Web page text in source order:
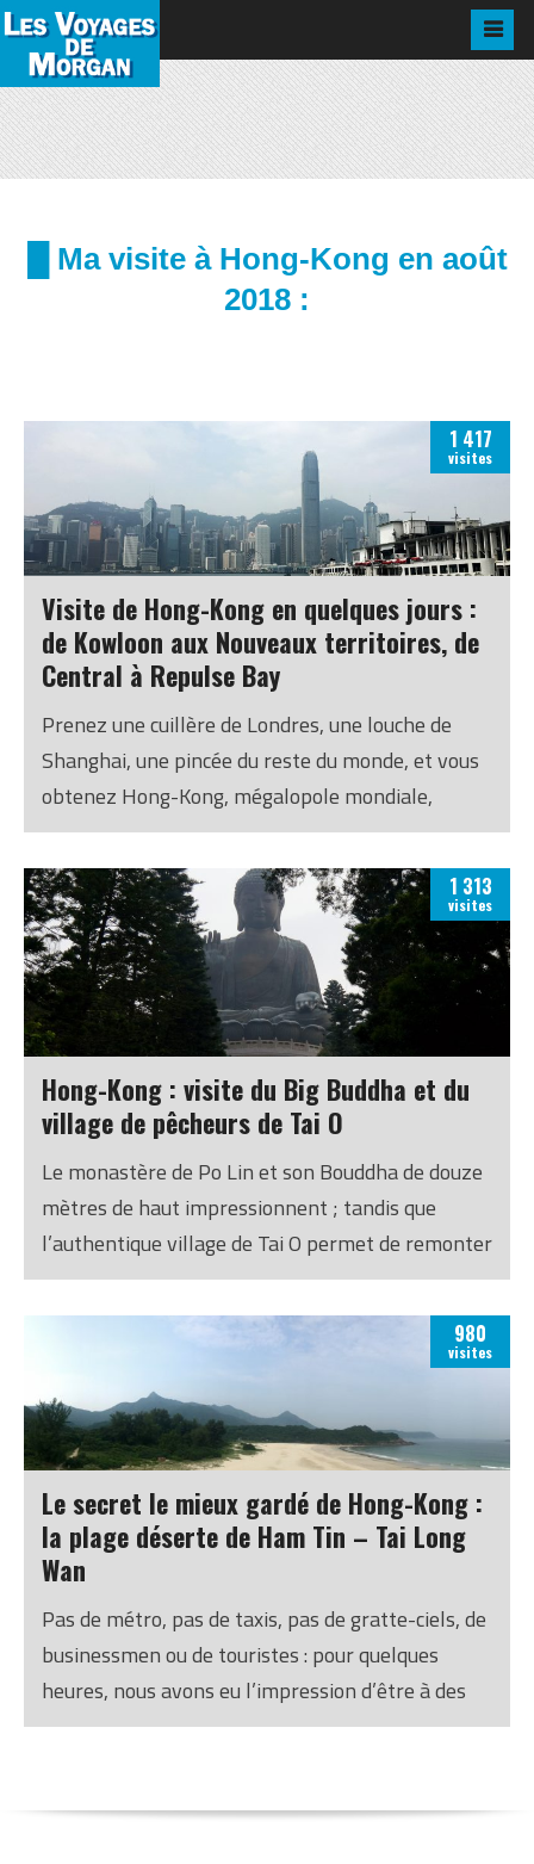
█ Ma visite à Hong-Kong en août
2018 :
1 417
visites
Visite de Hong-Kong en quelques jours :
de Kowloon aux Nouveaux territoires, de
Central à Repulse Bay
Prenez une cuillère de Londres, une louche de
Shanghai, une pincée du reste du monde, et vous
obtenez Hong-Kong, mégalopole mondiale,
symbole capitaliste dans un pays communiste,
une ville de tous les contrastes passionnante à
découvrir.
1 313
visites
Hong-Kong : visite du Big Buddha et du
village de pêcheurs de Tai O
Le monastère de Po Lin et son Bouddha de douze
mètres de haut impressionnent ; tandis que
l’authentique village de Tai O permet de remonter
un peu dans le temps.
980
visites
Le secret le mieux gardé de Hong-Kong :
la plage déserte de Ham Tin – Tai Long
Wan
Pas de métro, pas de taxis, pas de gratte-ciels, de
businessmen ou de touristes : pour quelques
heures, nous avons eu l’impression d’être à des
centaines de kilomètres de Hong-Kong.